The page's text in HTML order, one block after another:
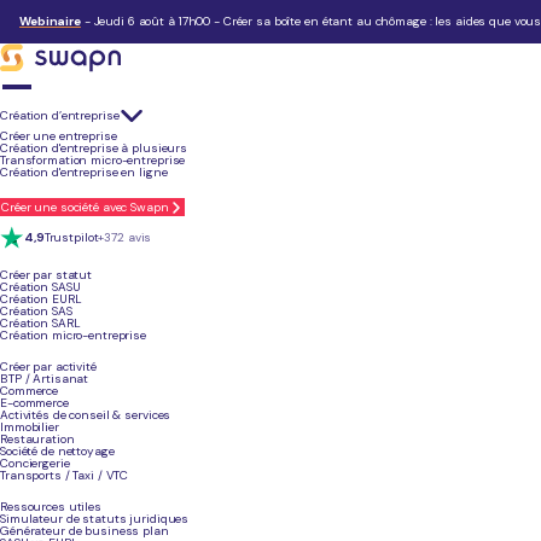
Webinaire- Jeudi 6 août à 17h00 - Créer sa boîte en étant au chômage : les aides que
Création d’entreprise
Créer une entreprise
Création d'entreprise à plusieurs
Transformation micro-entreprise
Création d'entreprise en ligne
Créer une société avec Swapn
4,9Trustpilot+372 avis
Créer par statut
Création SASU
Création EURL
Création SAS
Création SARL
Création micro-entreprise
Créer par activité
BTP / Artisanat
Commerce
E-commerce
Activités de conseil & services
Immobilier
Restauration
Société de nettoyage
Conciergerie
Transports / Taxi / VTC
Ressources utiles
Simulateur de statuts juridiques
Générateur de business plan
Depuis nos débuts en 2022, nous avons fait de la RSE notre priorité. En tant que jeune
Découvrir nos engagements